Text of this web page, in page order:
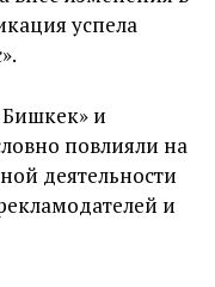
успела
и
повлияли на
деятельности
и